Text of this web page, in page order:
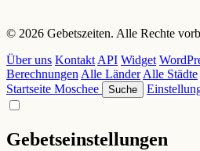
© 2026 Gebetszeiten. Alle Rechte
Über uns Kontakt API Widget
Berechnungen Alle Länder Alle Städte
Startseite Moschee Suche
Gebetseinstellungen